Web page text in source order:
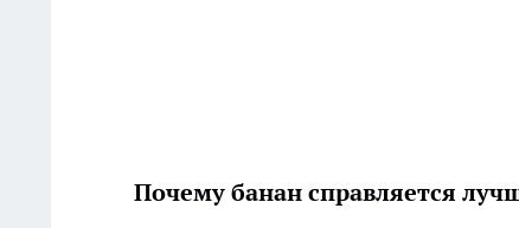
Почему банан справляется